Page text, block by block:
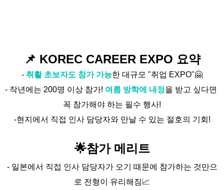
📌 KOREC CAREER EXPO 요약
- 취활 초보자도 참가 가능한 대규모 "취업 EXPO"🤗
- 작년에는 200명 이상 참가! 여름 방학에 내정을 받고 싶다면
꼭 참가해야 하는 필수 행사!
-현지에서 직접 인사 담당자와 만날 수 있는 절호의 기회!
🌟참가 메리트
- 일본에서 직접 인사 담당자가 오기 때문에 참가하는 것만으
로 전형이 유리해짐📈